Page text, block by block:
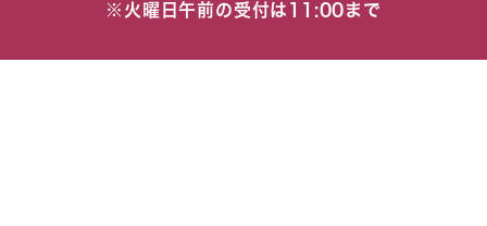
※火曜日午前の受付は11:00まで